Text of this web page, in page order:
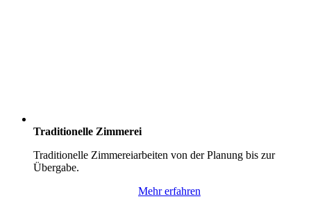
Traditionelle Zimmerei
Traditionelle Zimmereiarbeiten von der Planung bis zur
Übergabe.
Mehr erfahren